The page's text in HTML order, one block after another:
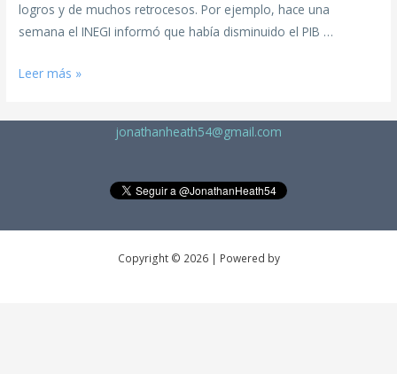
logros y de muchos retrocesos. Por ejemplo, hace una
semana el INEGI informó que había disminuido el PIB …
Leer más »
jonathanheath54@gmail.com
Copyright © 2026 | Powered by